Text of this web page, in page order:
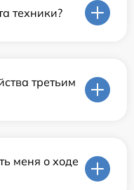
техники?
третьим
меня о ходе